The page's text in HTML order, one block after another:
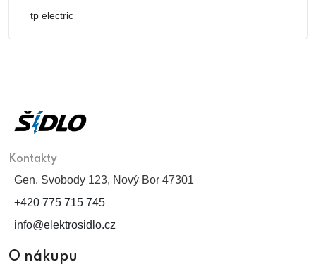
tp electric
Kontakty
Gen. Svobody 123, Nový Bor 47301
+420 775 715 745
info@elektrosidlo.cz
O nákupu